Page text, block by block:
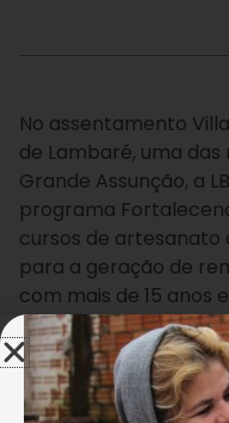
No assentamento
de Lambaré, uma
Grande Assunção, a
programa
cursos de
para a geração de
com mais de 15 anos
trabalho.
Rosa Chavez é uma
Legião da Boa